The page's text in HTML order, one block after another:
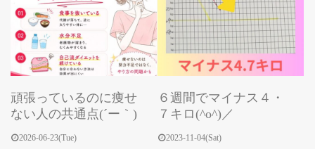
頑張っているのに痩せ
ない人の共通点(´ー｀)
2026-06-23(Tue)
６週間でマイナス４・
７キロ(^o^)／
2023-11-04(Sat)